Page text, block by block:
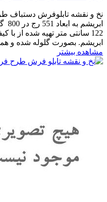
122 سانتی متر تهیه شده از
ابریشم. بصورت گلوله شده و
مشاهده بیشتر